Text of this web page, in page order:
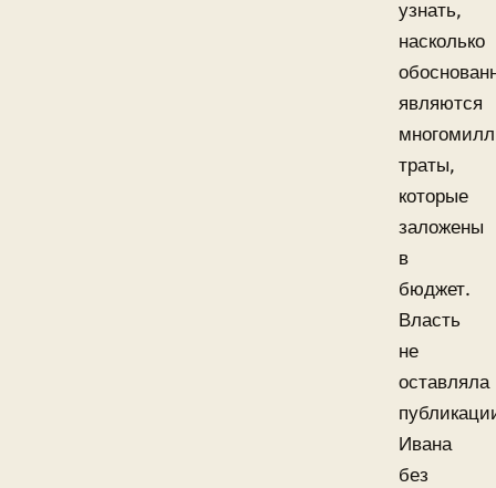
узнать,
насколько
являются
траты,
которые
заложены
в
бюджет.
Власть
не
оставляла
Ивана
без